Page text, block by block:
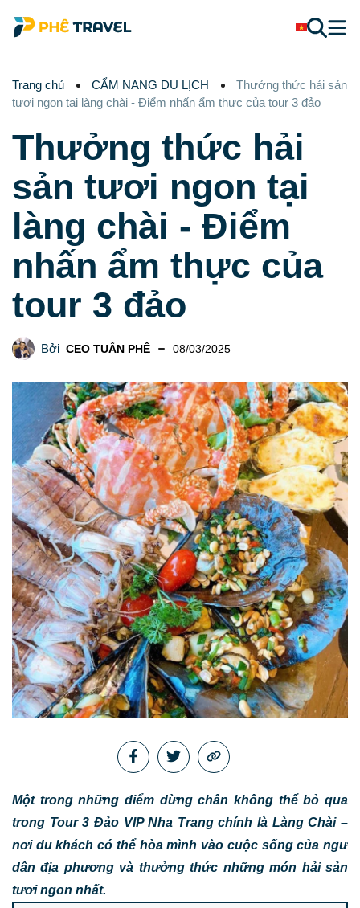
Trang chủ CẨM NANG DU LỊCH
Thưởng thức hải sản
tươi ngon tại làng chài - Điểm nhấn ẩm thực của tour 3 đảo
Thưởng thức hải
sản tươi ngon tại
làng chài - Điểm
nhấn ẩm thực của
tour 3 đảo
Bởi CEO TUẤN PHÊ 08/03/2025
Một trong những điểm dừng chân không thể bỏ qua
trong Tour 3 Đảo VIP Nha Trang chính là Làng Chài –
nơi du khách có thể hòa mình vào cuộc sống của ngư
dân địa phương và thưởng thức những món hải sản
tươi ngon nhất.